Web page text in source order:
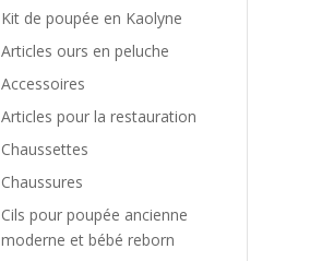
Kit de poupée en Kaolyne
Articles ours en peluche
Accessoires
Articles pour la restauration
Chaussettes
Chaussures
Cils pour poupée ancienne
moderne et bébé reborn